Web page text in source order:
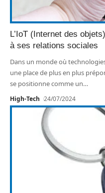
L’IoT (Internet des
à ses relations sociales
Dans un monde où
une place de plus en plus
se positionne comme un…
High-Tech 24/07/2024